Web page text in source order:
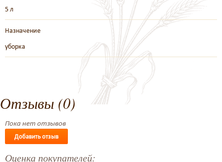
5 л
Назначение
уборка
Отзывы (0)
Пока нет отзывов
Добавить отзыв
Оценка покупателей: